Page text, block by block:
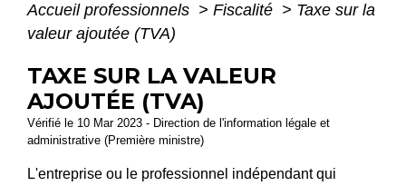
Accueil professionnels > Fiscalité > Taxe sur la
valeur ajoutée (TVA)
TAXE SUR LA VALEUR
AJOUTÉE (TVA)
Vérifié le 10 Mar 2023 - Direction de l'information légale et
administrative (Première ministre)
L'entreprise ou le professionnel indépendant qui